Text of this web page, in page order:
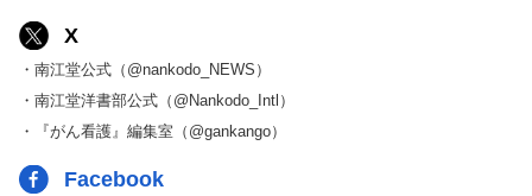
X
・南江堂公式（@nankodo_NEWS）
・南江堂洋書部公式（@Nankodo_Intl）
・『がん看護』編集室（@gankango）
Facebook